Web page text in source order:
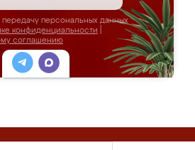
персональных данных
конфиденциальности
соглашению